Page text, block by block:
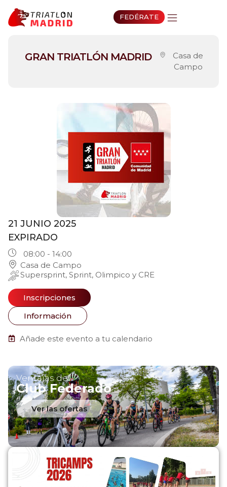
FEDÉRATE
GRAN TRIATLÓN MADRID
Casa de
Campo
21 JUNIO 2025
EXPIRADO
08:00 - 14:00
Casa de Campo
Supersprint, Sprint, Olimpico y CRE
Inscripciones
Información
Añade este evento a tu calendario
Ventajas del
Club Federado
Ver las ofertas